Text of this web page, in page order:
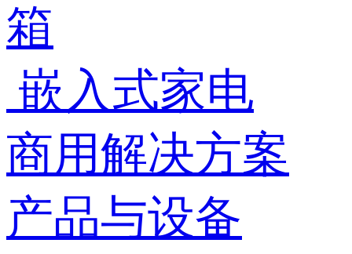
箱
嵌入式家电
商用解决方案
产品与设备